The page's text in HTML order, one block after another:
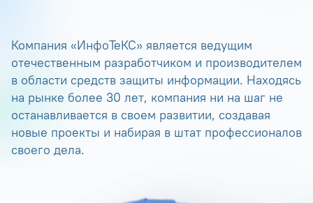
Компания «ИнфоТеКС» является ведущим
отечественным разработчиком и производителем
в области средств защиты информации. Находясь
на рынке более 30 лет, компания ни на шаг не
останавливается в своем развитии, создавая
новые проекты и набирая в штат профессионалов
своего дела.